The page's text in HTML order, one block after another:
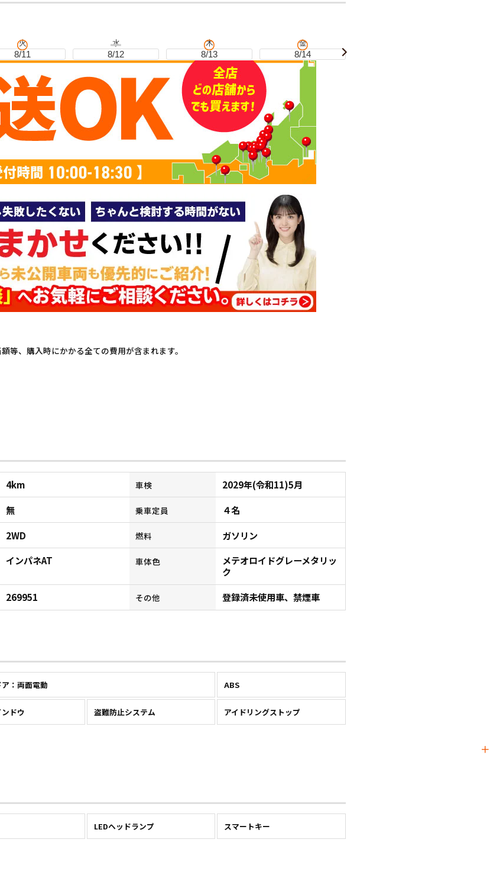
火
8/11
水
8/12
木
8/13
金
8/14
等、購入時にかかる全ての費用が含まれます。
4km 車検 2029年(令和11)5月
無 乗車定員 ４名
2WD 燃料 ガソリン
インパネAT 車体色
メテオロイドグレーメタリッ
ク
269951 その他 登録済未使用車、禁煙車
：両面電動 ABS
ドウ 盗難防止システム アイドリングストップ
LEDヘッドランプ スマートキー